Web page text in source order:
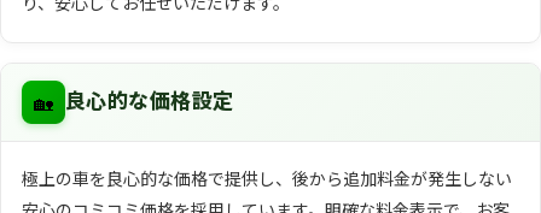
🏡 良心的な価格設定
極上の車を良心的な価格で提供し、後から追加料金が発生しない